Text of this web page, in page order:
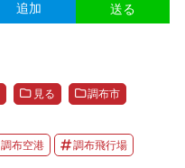
追加 送る
見る 調布市
調布空港 調布飛行場